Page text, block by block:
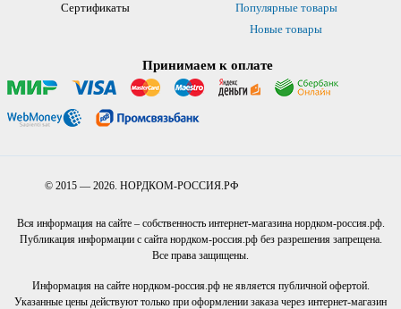
Сертификаты
Популярные товары
Новые товары
Принимаем к оплате
© 2015 — 2026. НОРДКОМ-РОССИЯ.РФ
Вся информация на сайте – собственность интернет-магазина нордком-россия.рф.
Публикация информации с сайта нордком-россия.рф без разрешения запрещена.
Все права защищены.
Информация на сайте нордком-россия.рф не является публичной офертой.
Указанные цены действуют только при оформлении заказа через интернет-магазин